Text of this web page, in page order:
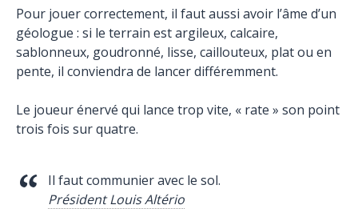
Pour jouer correctement, il faut aussi avoir l’âme d’un
géologue : si le terrain est argileux, calcaire,
sablonneux, goudronné, lisse, caillouteux, plat ou en
pente, il conviendra de lancer différemment.
Le joueur énervé qui lance trop vite, « rate » son point
trois fois sur quatre.
Il faut communier avec le sol.
Président Louis Altério